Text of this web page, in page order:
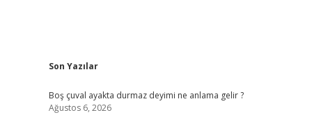
Sidebar
Son Yazılar
Boş çuval ayakta durmaz deyimi ne anlama gelir ?
Ağustos 6, 2026